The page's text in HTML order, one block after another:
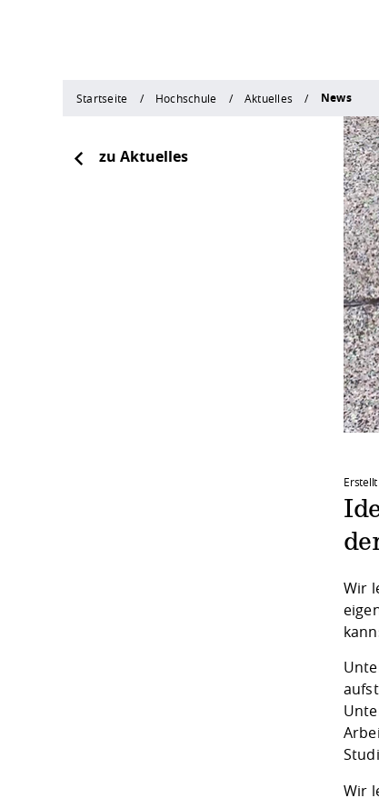
Startseite Hochschule Aktuelles News
zu Aktuelles
Wir
Wir